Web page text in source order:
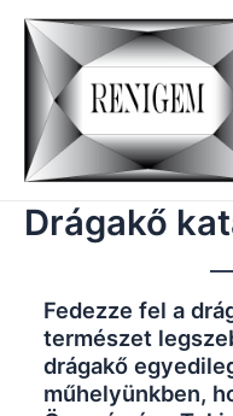
Skip
content
Drágakő
Fedezze fel a
természet
drágakő
műhelyünkben,